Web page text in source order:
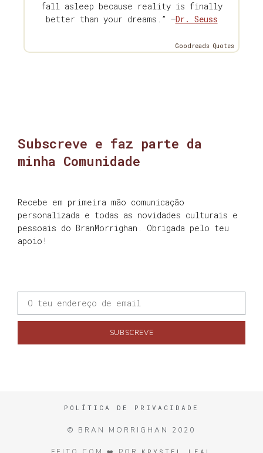
fall asleep because reality is finally
better than your dreams.” —Dr. Seuss
Goodreads Quotes
Subscreve e faz parte da
minha Comunidade
Recebe em primeira mão comunicação
personalizada e todas as novidades culturais e
pessoais do BranMorrighan. Obrigada pelo teu
apoio!
SUBSCREVE
POLÍTICA DE PRIVACIDADE
© BRAN MORRIGHAN 2020